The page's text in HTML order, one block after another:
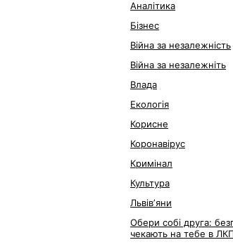
Аналітика
Бізнес
Війна за незалежність
Війна за незалежніть
Влада
Екологія
Корисне
Коронавірус
Кримінал
Культура
Львівʼяни
Обери собі друга:
чекають на тебе в